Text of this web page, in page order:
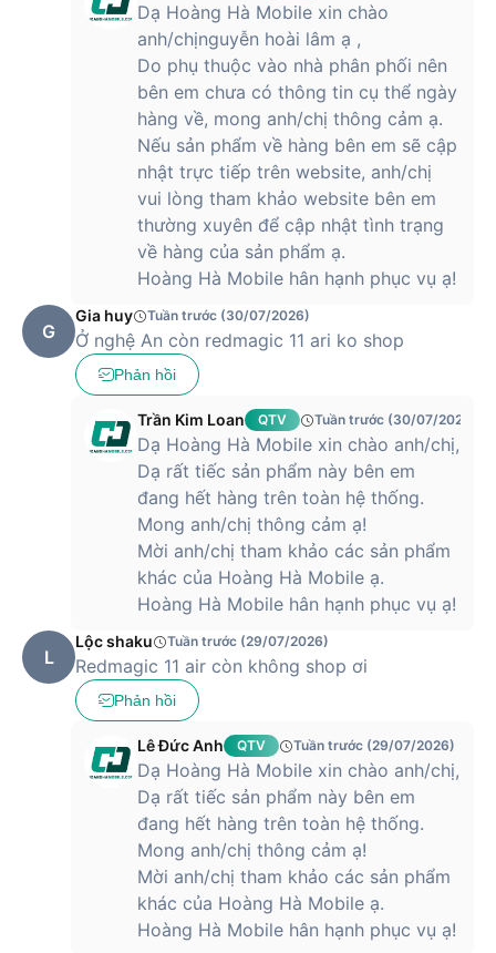
Dạ Hoàng Hà Mobile xin chào
anh/chịnguyễn hoài lâm ạ ,
Do phụ thuộc vào nhà phân phối nên
bên em chưa có thông tin cụ thể ngày
hàng về, mong anh/chị thông cảm ạ.
Nếu sản phẩm về hàng bên em sẽ cập
nhật trực tiếp trên website, anh/chị
vui lòng tham khảo website bên em
thường xuyên để cập nhật tình trạng
về hàng của sản phẩm ạ.
Hoàng Hà Mobile hân hạnh phục vụ ạ!
G
Gia huy Tuần trước (30/07/2026)
Ở nghệ An còn redmagic 11 ari ko shop
Phản hồi
Trần Kim Loan QTV Tuần trước (30/07/2026)
Dạ Hoàng Hà Mobile xin chào anh/chị,
Dạ rất tiếc sản phẩm này bên em
đang hết hàng trên toàn hệ thống.
Mong anh/chị thông cảm ạ!
Mời anh/chị tham khảo các sản phẩm
khác của Hoàng Hà Mobile ạ.
Hoàng Hà Mobile hân hạnh phục vụ ạ!
L
Lộc shaku Tuần trước (29/07/2026)
Redmagic 11 air còn không shop ơi
Phản hồi
Lê Đức Anh QTV Tuần trước (29/07/2026)
Dạ Hoàng Hà Mobile xin chào anh/chị,
Dạ rất tiếc sản phẩm này bên em
đang hết hàng trên toàn hệ thống.
Mong anh/chị thông cảm ạ!
Mời anh/chị tham khảo các sản phẩm
khác của Hoàng Hà Mobile ạ.
Hoàng Hà Mobile hân hạnh phục vụ ạ!